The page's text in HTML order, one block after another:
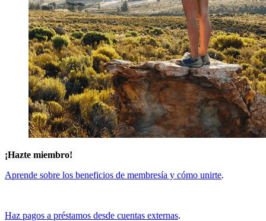
¡Hazte miembro!
Aprende sobre los beneficios de membresía y cómo unirte.
Haz pagos a préstamos desde cuentas externas.